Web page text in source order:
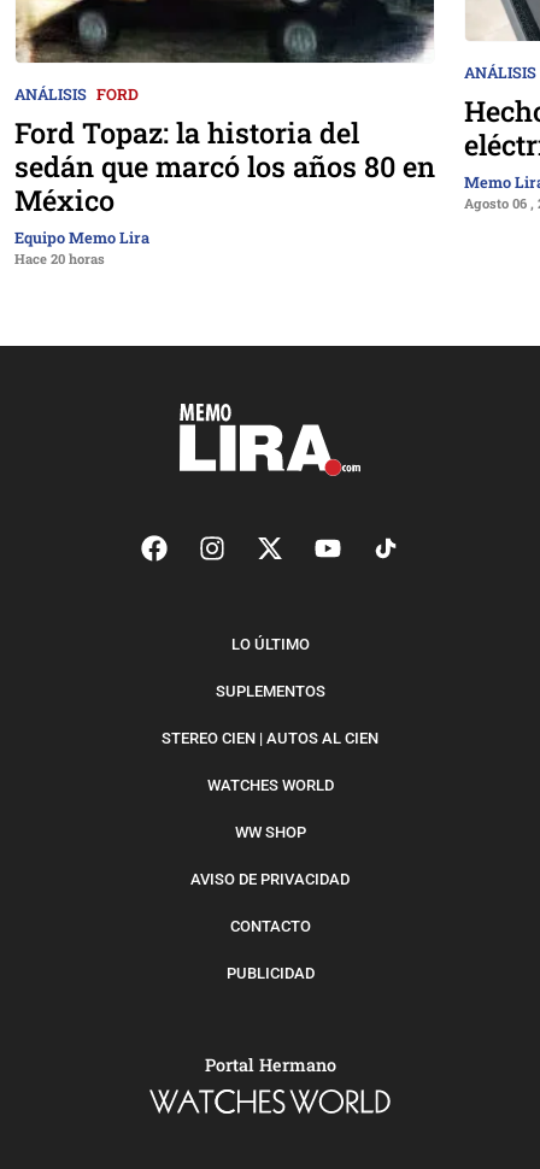
ANÁLISIS FORD
Ford Topaz: la historia del
sedán que marcó los años 80 en
México
Equipo Memo Lira
Hace 20 horas
ANÁLISIS
Memo
Agosto 06 ,
LO ÚLTIMO
SUPLEMENTOS
STEREO CIEN | AUTOS AL CIEN
WATCHES WORLD
WW SHOP
AVISO DE PRIVACIDAD
CONTACTO
PUBLICIDAD
Portal Hermano